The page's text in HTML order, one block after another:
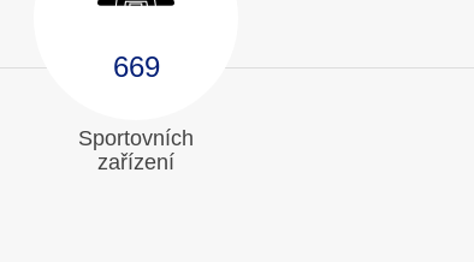
669
Sportovních
zařízení